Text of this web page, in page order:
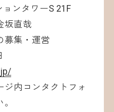
ンタワーS 21F
坂直哉
募集・運営
ジ内コンタクトフォ